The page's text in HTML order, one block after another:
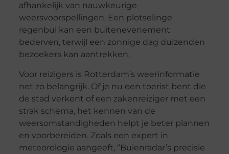
afhankelijk van nauwkeurige
weersvoorspellingen. Een plotselinge
regenbui kan een buitenevenement
bederven, terwijl een zonnige dag duizenden
bezoekers kan aantrekken.
Voor reizigers is Rotterdam’s weerinformatie
net zo belangrijk. Of je nu een toerist bent die
de stad verkent of een zakenreiziger met een
strak schema, het kennen van de
weersomstandigheden helpt je beter plannen
en voorbereiden. Zoals een expert in
meteorologie aangeeft, “Buienradar’s precisie